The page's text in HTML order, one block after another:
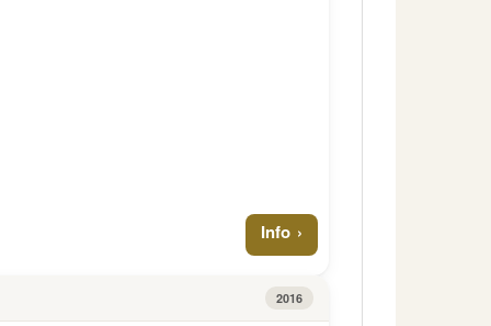
Info
2016